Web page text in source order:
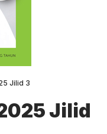
Jilid 3
Jilid